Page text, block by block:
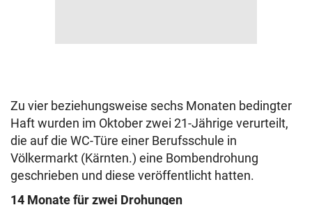
Zu vier beziehungsweise sechs Monaten bedingter
Haft wurden im Oktober zwei 21-Jährige verurteilt,
die auf die WC-Türe einer Berufsschule in
Völkermarkt (Kärnten.) eine Bombendrohung
geschrieben und diese veröffentlicht hatten.
14 Monate für zwei Drohungen